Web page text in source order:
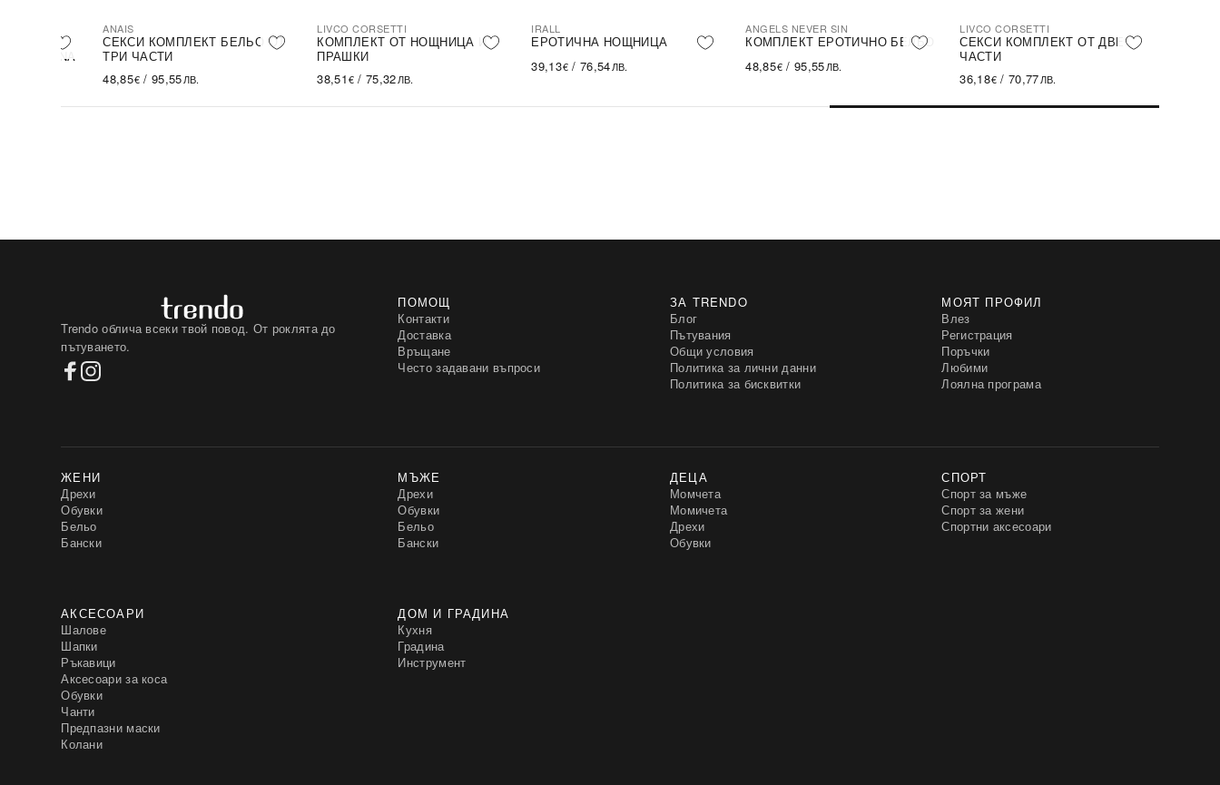
DREZNA
ANAIS
СЕКСИ КОМПЛЕКТ БЕЛЬО ОТ
ТРИ ЧАСТИ
48,85€ /95,55ЛВ.
LIVCO CORSETTI
КОМПЛЕКТ ОТ НОЩНИЦА И
ПРАШКИ
38,51€ /75,32ЛВ.
IRALL
ЕРОТИЧНА НОЩНИЦА
39,13€ /76,54ЛВ.
ANGELS NEVER SIN
КОМПЛЕКТ ЕРОТИЧНО БЕЛЬО
48,85€ /95,55ЛВ.
LIVCO CORSETTI
СЕКСИ КОМПЛЕКТ ОТ ДВЕ
ЧАСТИ
36,18€ /70,77ЛВ.
Trendo облича всеки твой повод. От роклята до
пътуването.
ПОМОЩ
Контакти
Доставка
Връщане
Често задавани въпроси
ЗА TRENDO
Блог
Пътувания
Общи условия
Политика за лични данни
Политика за бисквитки
МОЯТ ПРОФИЛ
Влез
Регистрация
Поръчки
Любими
Лоялна програма
ЖЕНИ
Дрехи
Обувки
Бельо
Бански
МЪЖЕ
Дрехи
Обувки
Бельо
Бански
ДЕЦА
Момчета
Момичета
Дрехи
Обувки
СПОРТ
Спорт за мъже
Спорт за жени
Спортни аксесоари
АКСЕСОАРИ
Шалове
Шапки
Ръкавици
Аксесоари за коса
Обувки
Чанти
Предпазни маски
Колани
ДОМ И ГРАДИНА
Кухня
Градина
Инструмент